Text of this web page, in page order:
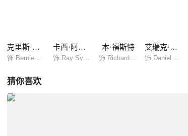
克里斯·派恩 卡西·阿弗莱克 本·福斯特 艾瑞克·巴纳
猜你喜欢